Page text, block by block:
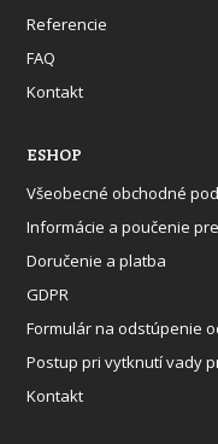
Referencie
FAQ
Kontakt
ESHOP
Všeobecné obchodné
Informácie a poučenie
Doručenie a platba
GDPR
Formulár na odstúpenie
Postup pri vytknutí vady
Kontakt